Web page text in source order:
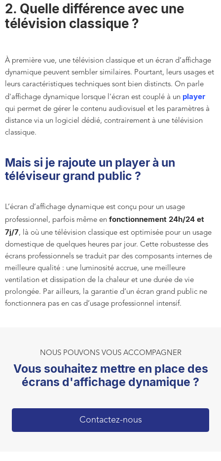
2. Quelle différence avec une
télévision classique ?
À première vue, une télévision classique et un écran d’affichage
dynamique peuvent sembler similaires. Pourtant, leurs usages et
leurs caractéristiques techniques sont bien distincts. On parle
d'affichage dynamique lorsque l'écran est couplé à un player
qui permet de gérer le contenu audiovisuel et les paramètres à
distance via un logiciel dédié, contrairement à une télévision
classique.
Mais si je rajoute un player à un
téléviseur grand public ?
L’écran d’affichage dynamique est conçu pour un usage
professionnel, parfois même en fonctionnement 24h/24 et
7j/7, là où une télévision classique est optimisée pour un usage
domestique de quelques heures par jour. Cette robustesse des
écrans professionnels se traduit par des composants internes de
meilleure qualité : une luminosité accrue, une meilleure
ventilation et dissipation de la chaleur et une durée de vie
prolongée. Par ailleurs, la garantie d’un écran grand public ne
fonctionnera pas en cas d’usage professionnel intensif.
NOUS POUVONS VOUS ACCOMPAGNER
Vous souhaitez mettre en place des
écrans d'affichage dynamique ?
Contactez-nous